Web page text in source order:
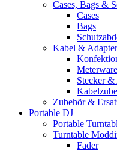
Cases, Bags &
Cases
Bags
Kabel & Adapter
Stecker &
Zubehör &
Portable DJ
Portable
Turntable
Fader